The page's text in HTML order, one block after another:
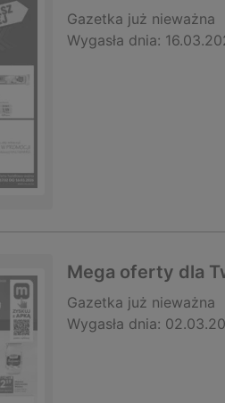
Gazetka już nieważna
Wygasła dnia:
Mega oferty dla
Gazetka już nieważna
Wygasła dnia: